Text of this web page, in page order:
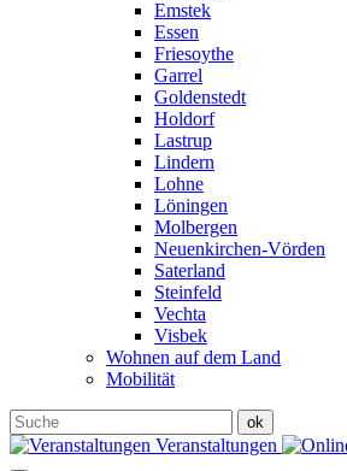
Emstek
Essen
Friesoythe
Garrel
Goldenstedt
Holdorf
Lastrup
Lindern
Lohne
Löningen
Molbergen
Neuenkirchen-Vörden
Saterland
Steinfeld
Vechta
Visbek
Wohnen auf dem Land
Mobilität
Veranstaltungen